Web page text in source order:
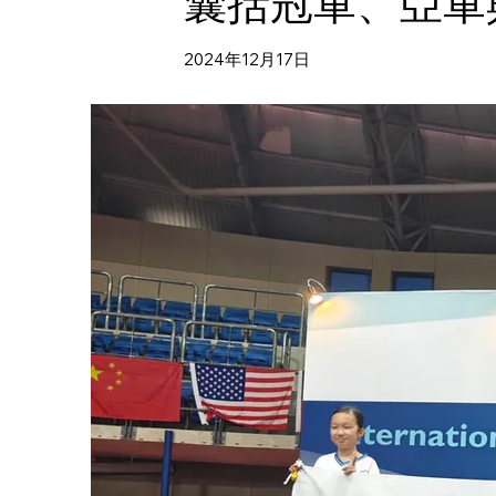
2024年12月17日